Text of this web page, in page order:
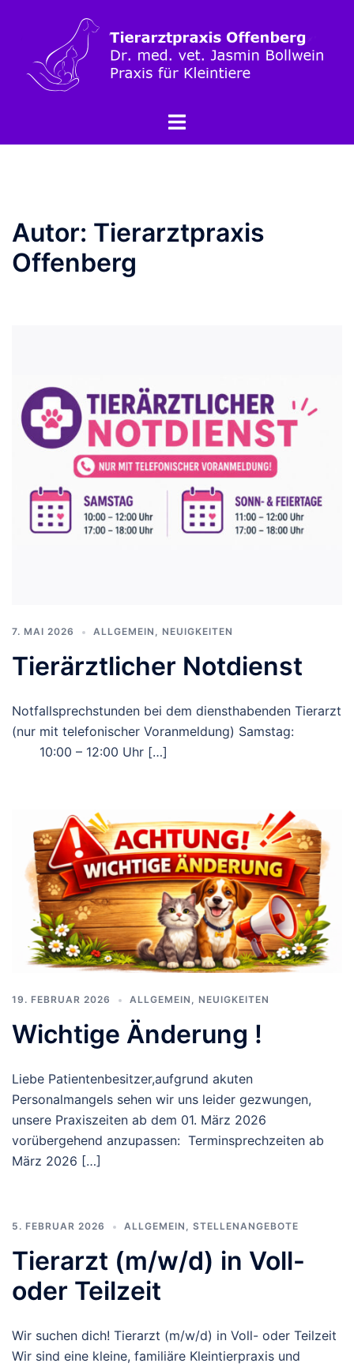
Autor: Tierarztpraxis
Offenberg
7. MAI 2026 ALLGEMEIN , NEUIGKEITEN
Tierärztlicher Notdienst
Notfallsprechstunden bei dem diensthabenden Tierarzt
(nur mit telefonischer Voranmeldung) Samstag:
10:00 – 12:00 Uhr […]
19. FEBRUAR 2026 ALLGEMEIN NEUIGKEITEN
Wichtige Änderung !
Liebe Patientenbesitzer,aufgrund akuten
Personalmangels sehen wir uns leider gezwungen,
unsere Praxiszeiten ab dem 01. März 2026
vorübergehend anzupassen: Terminsprechzeiten ab
März 2026 […]
5. FEBRUAR 2026 ALLGEMEIN STELLENANGEBOTE
Tierarzt (m/w/d) in Voll-
oder Teilzeit
Wir suchen dich! Tierarzt (m/w/d) in Voll- oder Teilzeit
Wir sind eine kleine, familiäre Kleintierpraxis und